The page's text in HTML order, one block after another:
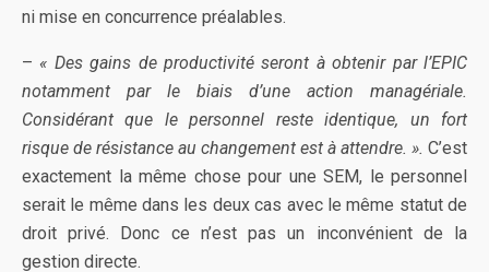
ni mise en concurrence préalables.
– « Des gains de productivité seront à obtenir par l’EPIC
notamment par le biais d’une action managériale.
Considérant que le personnel reste identique, un fort
risque de résistance au changement est à attendre. ». C’est
exactement la même chose pour une SEM, le personnel
serait le même dans les deux cas avec le même statut de
droit privé. Donc ce n’est pas un inconvénient de la
gestion directe.